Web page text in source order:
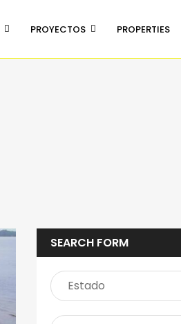
PROYECTOS PROPERTIES
SEARCH FORM